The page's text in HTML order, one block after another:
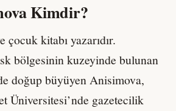
Kimdir?
çocuk kitabı yazarıdır.
bölgesinin kuzeyinde bulunan
doğup büyüyen Anisimova,
Üniversitesi’nde gazetecilik